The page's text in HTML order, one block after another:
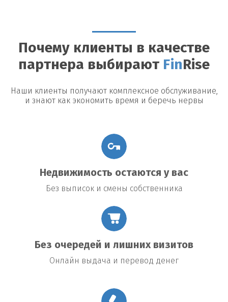
Возможные риски
Утрата недвижимости: В случае невыполнения условий
договора заемщик рискует потерять заложенное имущество.
Повышение процентной ставки:В некоторых договорах
предусмотрено повышение процентной ставки в случае
изменения общих экономических условий.
Почему клиенты в качестве
партнера выбирают Fin Rise
Наши клиенты получают комплексное обслуживание,
и знают как экономить время и беречь нервы
Недвижимость остаются у вас
Без выписок и смены собственника
Без очередей и лишних визитов
Онлайн выдача и перевод денег